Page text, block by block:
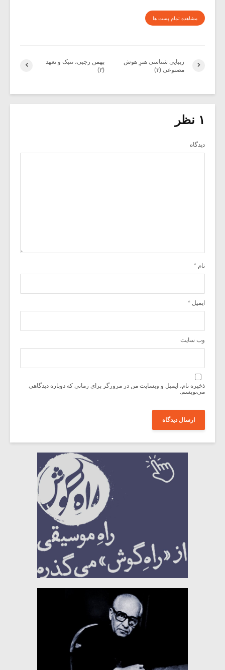
مشاهده تمام پست ها
بهمن رجبی، تنبک و تعهد
(۳)
زیبایی شناسی هنرِ هوش
مصنوعی (۳)
۱ نظر
دیدگاه
نام *
ایمیل *
وب‌ سایت
ذخیره نام، ایمیل و وبسایت من در مرورگر برای زمانی که دوباره دیدگاهی
می‌نویسم.